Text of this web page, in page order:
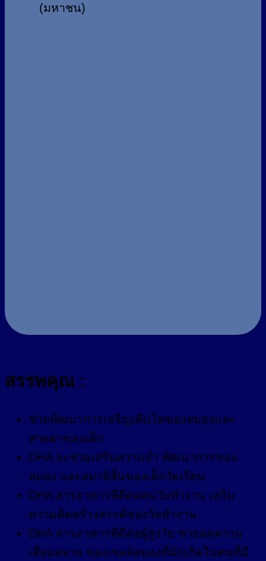
(มหาชน)
สรรพคุณ :
ช่วยพัฒนาการเจริญเติบโตของสมองและ
สายตาของเด็ก
DHA จะช่วยเสริมความจำ พัฒนาการของ
สมอง และสมาธิสั้นของเด็กวัยเรียน
DHA สารอาหารที่ดีต่อคนวัยทำงาน เสริม
ความคิดสร้างสรรค์ของวัยทำงาน
DHA สารอาหารที่ดีต่อผู้สูงวัย ช่วยลดความ
เสื่อมสลาย ของเซลล์สมองที่มักเกิดในคนที่มี